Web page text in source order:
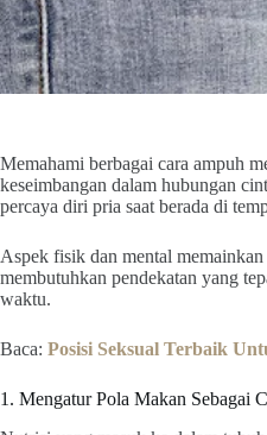
Memahami berbagai cara ampuh
keseimbangan dalam hubungan
percaya diri pria saat berada di
Aspek fisik dan mental memainkan
membutuhkan pendekatan yang
waktu.
Baca: Posisi Seksual Terbaik
1. Mengatur Pola Makan Sebagai